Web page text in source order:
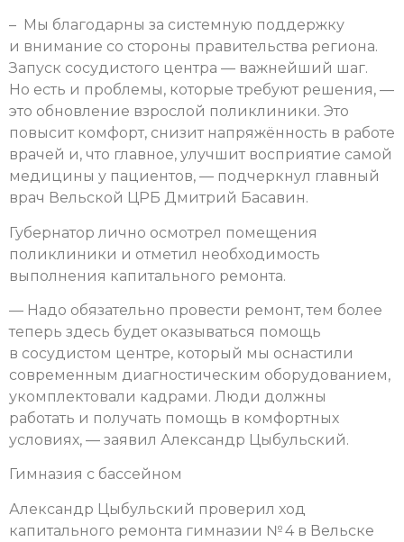
– Мы благодарны за системную поддержку
и внимание со стороны правительства региона.
Запуск сосудистого центра — важнейший шаг.
Но есть и проблемы, которые требуют решения, —
это обновление взрослой поликлиники. Это
повысит комфорт, снизит напряжённость в работе
врачей и, что главное, улучшит восприятие самой
медицины у пациентов, — подчеркнул главный
врач Вельской ЦРБ Дмитрий Басавин.
Губернатор лично осмотрел помещения
поликлиники и отметил необходимость
выполнения капитального ремонта.
— Надо обязательно провести ремонт, тем более
теперь здесь будет оказываться помощь
в сосудистом центре, который мы оснастили
современным диагностическим оборудованием,
укомплектовали кадрами. Люди должны
работать и получать помощь в комфортных
условиях, — заявил Александр Цыбульский.
Гимназия с бассейном
Александр Цыбульский проверил ход
капитального ремонта гимназии № 4 в Вельске